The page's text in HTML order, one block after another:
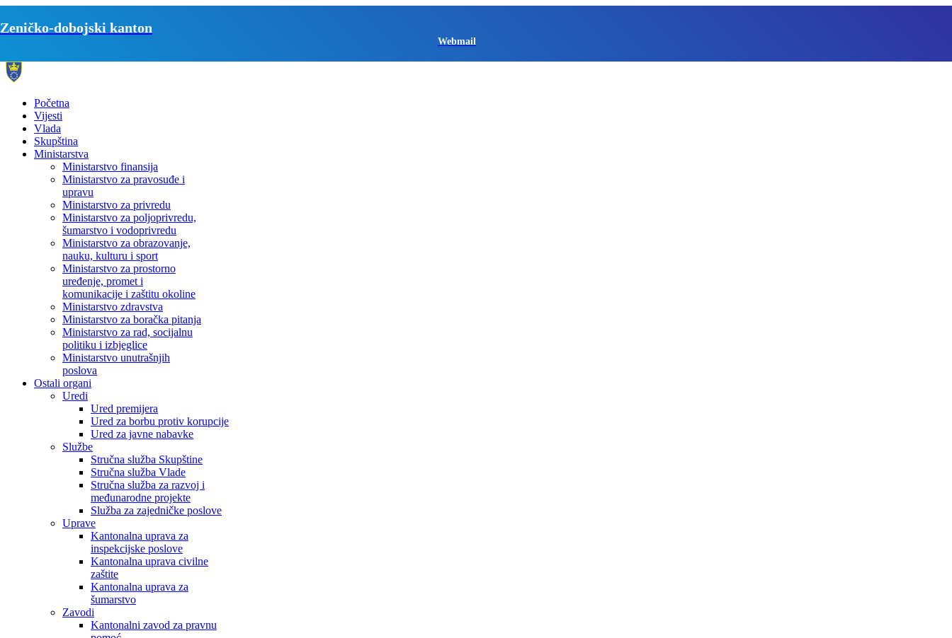
Zeničko-dobojski kanton
Webmail
Početna
Vijesti
Vlada
Skupština
Ministarstva
Ministarstvo finansija
Ministarstvo za pravosuđe i
upravu
Ministarstvo za privredu
Ministarstvo za poljoprivredu,
šumarstvo i vodoprivredu
Ministarstvo za obrazovanje,
nauku, kulturu i sport
Ministarstvo za prostorno
uređenje, promet i
komunikacije i zaštitu okoline
Ministarstvo zdravstva
Ministarstvo za boračka pitanja
Ministarstvo za rad, socijalnu
politiku i izbjeglice
Ministarstvo unutrašnjih
poslova
Ostali organi
Uredi
Ured premijera
Ured za borbu protiv korupcije
Ured za javne nabavke
Službe
Stručna služba Skupštine
Stručna služba Vlade
Stručna služba za razvoj i
međunarodne projekte
Služba za zajedničke poslove
Uprave
Kantonalna uprava za
inspekcijske poslove
Kantonalna uprava civilne
zaštite
Kantonalna uprava za
šumarstvo
Zavodi
Kantonalni zavod za pravnu